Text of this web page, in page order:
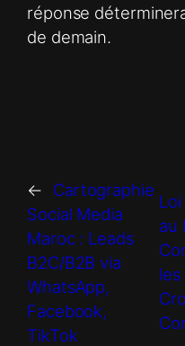
réponse
de demain.
←
Cartographie
Social Media
Maroc : Leads
B2C/B2B via
WhatsApp,
Facebook,
TikTok
au